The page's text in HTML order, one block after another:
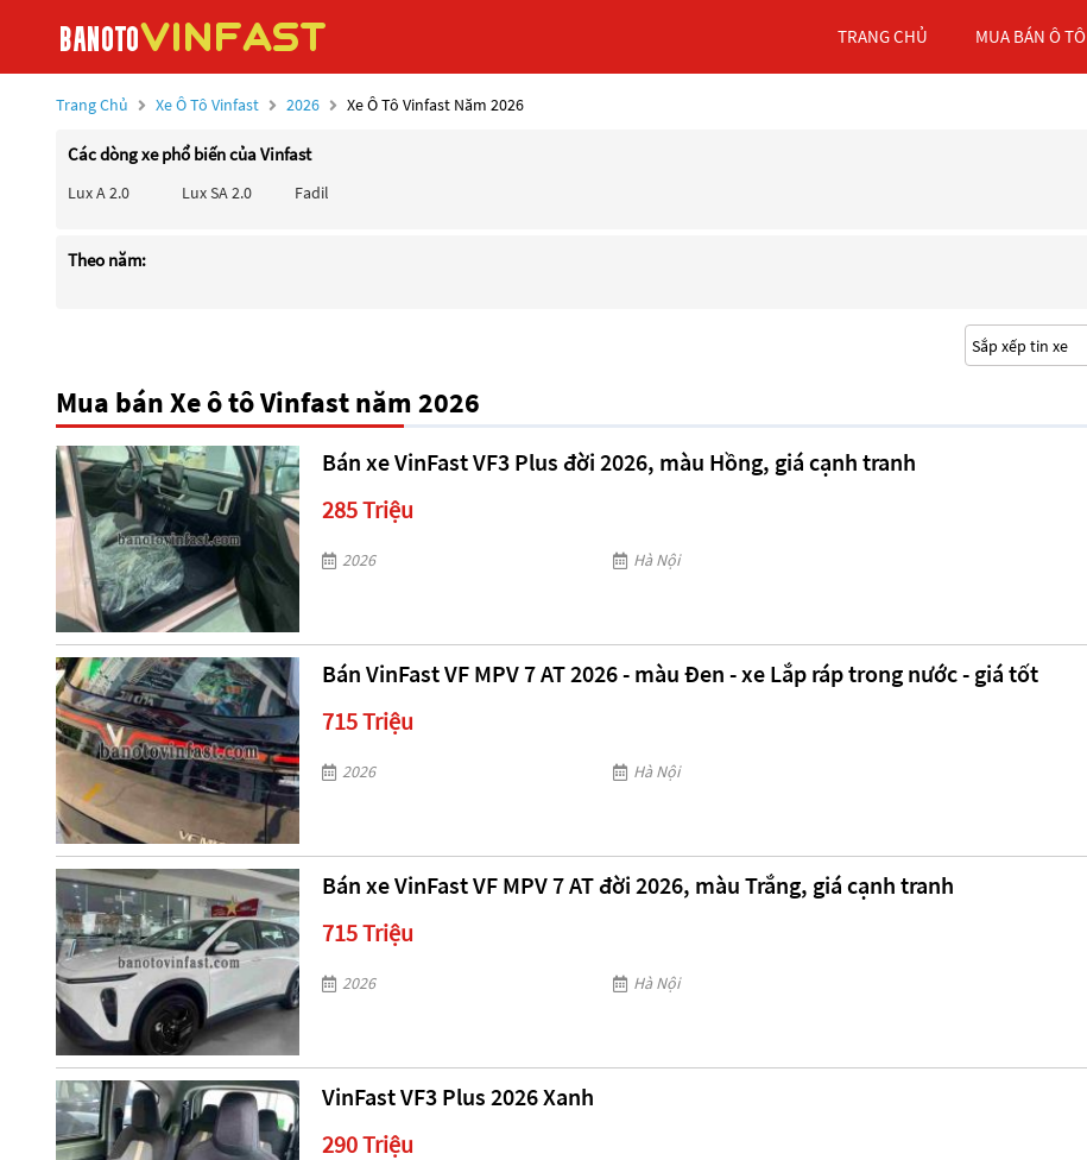
TRANG CHỦ MUA BÁN Ô TÔ
Trang Chủ Xe Ô Tô Vinfast 2026 Xe Ô Tô Vinfast Năm 2026
Các dòng xe phổ biến của Vinfast
Lux A 2.0 Lux SA 2.0 Fadil
Theo năm:
Mua bán Xe ô tô Vinfast năm 2026
Bán xe VinFast VF3 Plus đời 2026, màu Hồng, giá cạnh tranh
285 Triệu
2026 Hà Nội
Bán VinFast VF MPV 7 AT 2026 - màu Đen - xe Lắp ráp trong nước - giá tốt
715 Triệu
2026 Hà Nội
Bán xe VinFast VF MPV 7 AT đời 2026, màu Trắng, giá cạnh tranh
715 Triệu
2026 Hà Nội
VinFast VF3 Plus 2026 Xanh
290 Triệu